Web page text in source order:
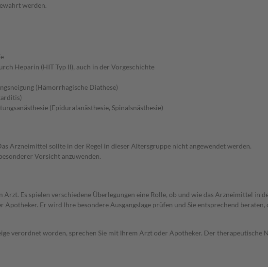
werden.
Heparin (HIT Typ II), auch in der Vorgeschichte
(Hämorrhagische Diathese)
(Epiduralanästhesie, Spinalsnästhesie)
Arzneimittel sollte in der Regel in dieser Altersgruppe nicht angewendet werden.
Vorsicht anzuwenden.
Arzt. Es spielen verschiedene Überlegungen eine Rolle, ob und wie das Arzneimittel in
Apotheker. Er wird Ihre besondere Ausgangslage prüfen und Sie entsprechend
verordnet worden, sprechen Sie mit Ihrem Arzt oder Apotheker. Der therapeutische